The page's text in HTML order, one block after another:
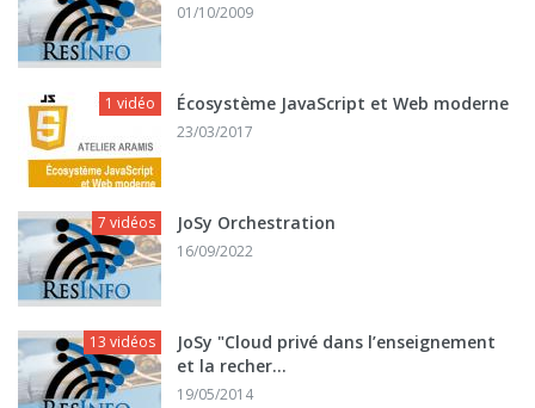
01/10/2009
1 vidéo Écosystème JavaScript et Web moderne
23/03/2017
7 vidéos JoSy Orchestration
16/09/2022
13 vidéos
JoSy "Cloud privé dans l’enseignement
et la recher...
19/05/2014